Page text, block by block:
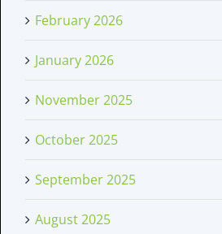
February 2026
January 2026
November 2025
October 2025
September 2025
August 2025